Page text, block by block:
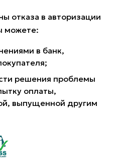
отказа в авторизации
можете:
в банк,
решения проблемы
оплаты,
выпущенной другим